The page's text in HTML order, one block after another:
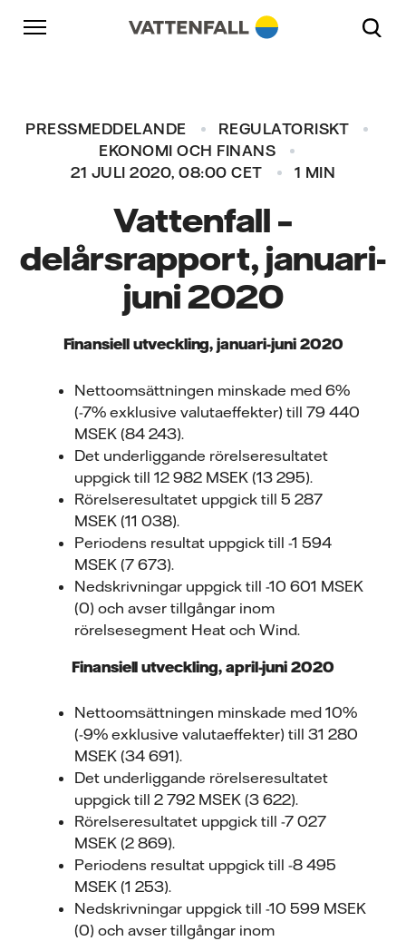
Skip to content
Gå till huvudnavigeringen
Gå till sidfoten
PRESSMEDDELANDE
REGULATORISKT
EKONOMI OCH FINANS
21 JULI 2020, 08:00 CET
1 MIN
Vattenfall –
delårsrapport, januari-
juni 2020
Finansiell utveckling, januari-juni 2020
Nettoomsättningen minskade med 6%
(-7% exklusive valutaeffekter) till 79 440
MSEK (84 243).
Det underliggande rörelseresultatet
uppgick till 12 982 MSEK (13 295).
Rörelseresultatet uppgick till 5 287
MSEK (11 038).
Periodens resultat uppgick till -1 594
MSEK (7 673).
Nedskrivningar uppgick till -10 601 MSEK
(0) och avser tillgångar inom
rörelsesegment Heat och Wind.
Finansiell utveckling, april-juni 2020
Nettoomsättningen minskade med 10%
(-9% exklusive valutaeffekter) till 31 280
MSEK (34 691).
Det underliggande rörelseresultatet
uppgick till 2 792 MSEK (3 622).
Rörelseresultatet uppgick till -7 027
MSEK (2 869).
Periodens resultat uppgick till -8 495
MSEK (1 253).
Nedskrivningar uppgick till -10 599 MSEK
(0) och avser tillgångar inom
Gå till huvudnavigeringen